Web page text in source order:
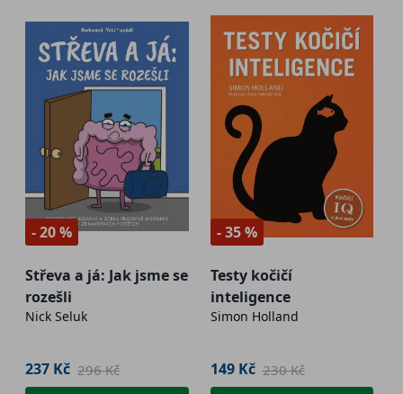
- 20 %
Střeva a já: Jak jsme se
rozešli
Nick Seluk
237 Kč 296 Kč
- 35 %
Testy kočičí
inteligence
Simon Holland
149 Kč 230 Kč